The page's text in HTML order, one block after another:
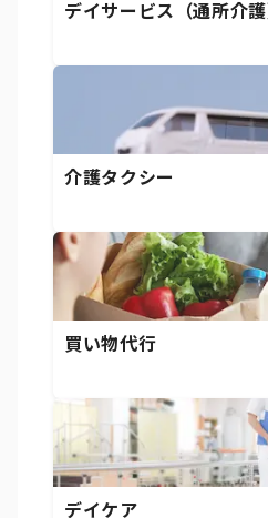
デイサービス（通所介護
介護タクシー
買い物代行
デイケア